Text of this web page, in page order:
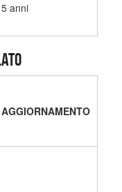
5 anni
AGGIORNAMENTO